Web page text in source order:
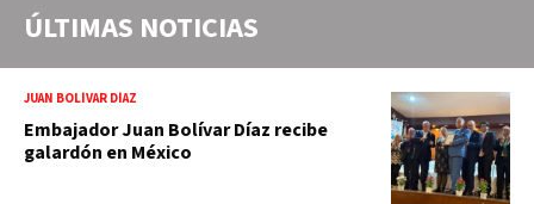
ÚLTIMAS NOTICIAS
JUAN BOLÍVAR DÍAZ
Embajador Juan Bolívar Díaz recibe
galardón en México